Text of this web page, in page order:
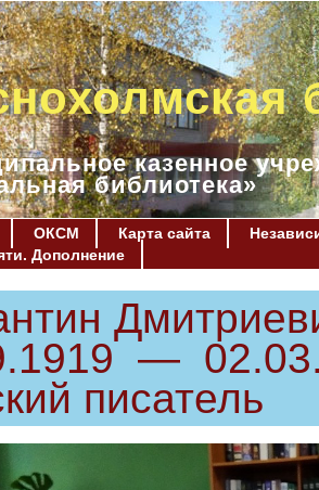
казенное
библиотека»
ОКСМ Карта сайта
Дополнение
—
писатель